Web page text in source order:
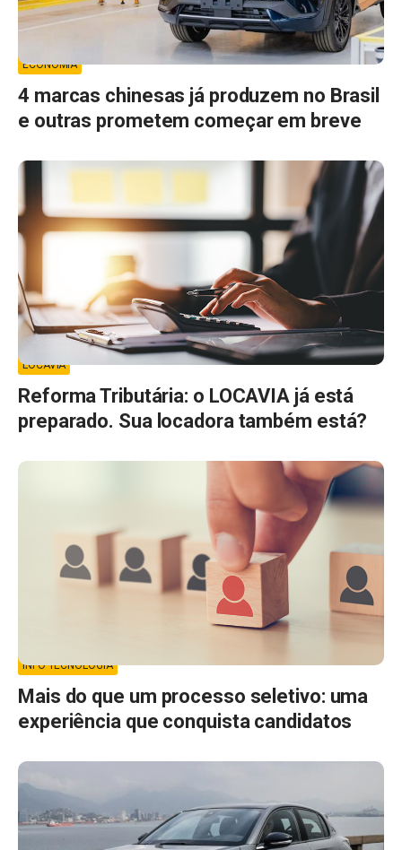
ECONOMIA
4 marcas chinesas já produzem no Brasil
e outras prometem começar em breve
LOCAVIA
Reforma Tributária: o LOCAVIA já está
preparado. Sua locadora também está?
INFO TECNOLOGIA
Mais do que um processo seletivo: uma
experiência que conquista candidatos